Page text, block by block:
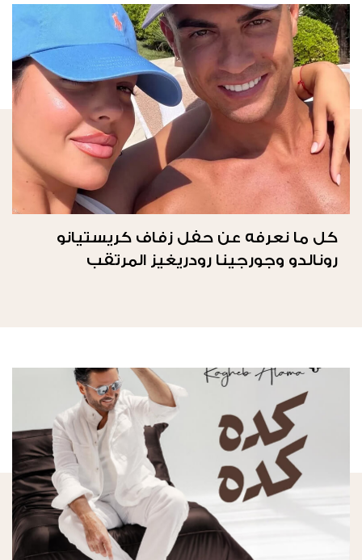
كل ما نعرفه عن حفل زفاف كريستيانو
رونالدو وجورجينا رودريغيز المرتقب